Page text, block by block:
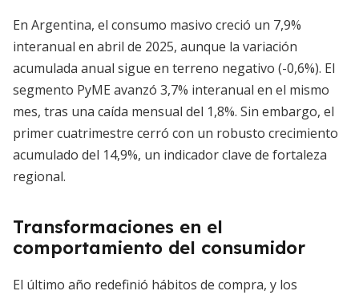
En Argentina, el consumo masivo creció un 7,9%
interanual en abril de 2025, aunque la variación
acumulada anual sigue en terreno negativo (-0,6%). El
segmento PyME avanzó 3,7% interanual en el mismo
mes, tras una caída mensual del 1,8%. Sin embargo, el
primer cuatrimestre cerró con un robusto crecimiento
acumulado del 14,9%, un indicador clave de fortaleza
regional.
Transformaciones en el
comportamiento del consumidor
El último año redefinió hábitos de compra, y los